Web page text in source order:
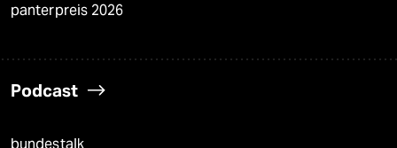
panterpreis 2026
Podcast
bundestalk